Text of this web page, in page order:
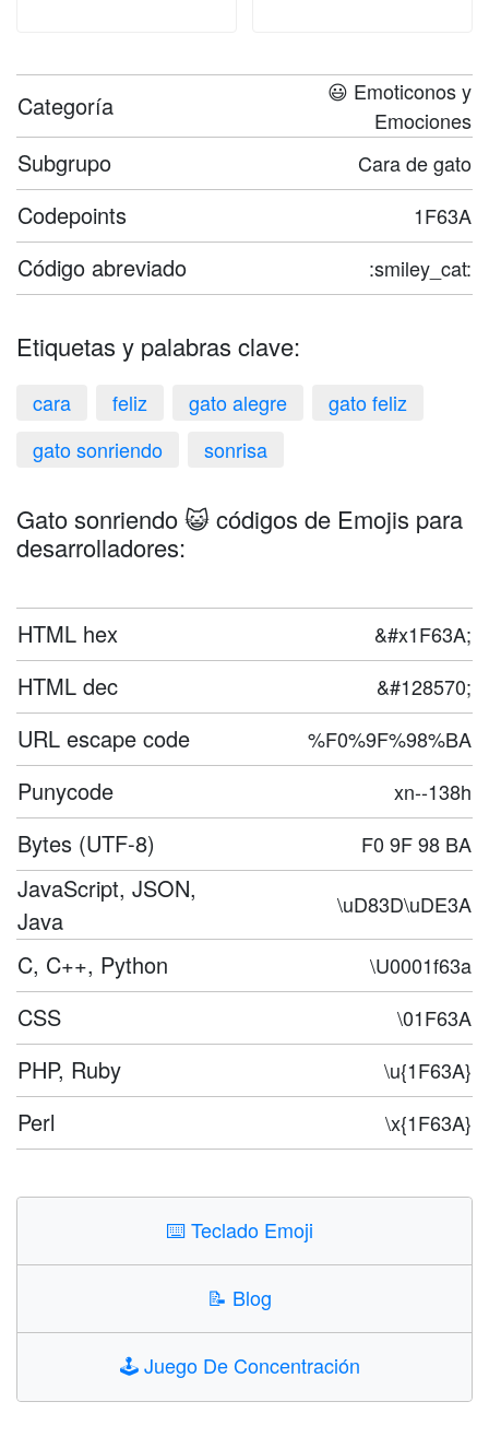
Categoría
😃 Emoticonos y
Emociones
Subgrupo Cara de gato
Codepoints 1F63A
Código abreviado :smiley_cat:
Etiquetas y palabras clave:
cara feliz gato alegre
gato feliz
gato sonriendo
sonrisa
Gato sonriendo 😺 códigos de Emojis para
desarrolladores:
HTML hex &#x1F63A;
HTML dec &#128570;
URL escape code %F0%9F%98%BA
Punycode xn--138h
Bytes (UTF-8) F0 9F 98 BA
JavaScript, JSON,
Java
\uD83D\uDE3A
C, C++, Python \U0001f63a
CSS \01F63A
PHP, Ruby \u{1F63A}
Perl \x{1F63A}
⌨️Teclado Emoji
📝 Blog
🕹️Juego De Concentración